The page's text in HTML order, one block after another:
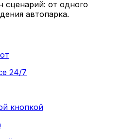
сценарий: от одного
автопарка.
24/7
кнопкой